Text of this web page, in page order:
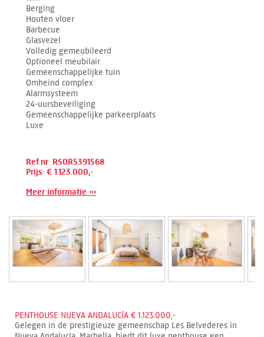
Berging
Houten vloer
Barbecue
Glasvezel
Volledig gemeubileerd
Optioneel meubilair
Gemeenschappelijke tuin
Omheind complex
Alarmsysteem
24-uursbeveiliging
Gemeenschappelijke parkeerplaats
Luxe
Ref.nr: RSOR5391568
Prijs: € 1.123.000,-
Meer informatie ›››
PENTHOUSE NUEVA ANDALUCÍA € 1.123.000,-
Gelegen in de prestigieuze gemeenschap Les Belvederes in